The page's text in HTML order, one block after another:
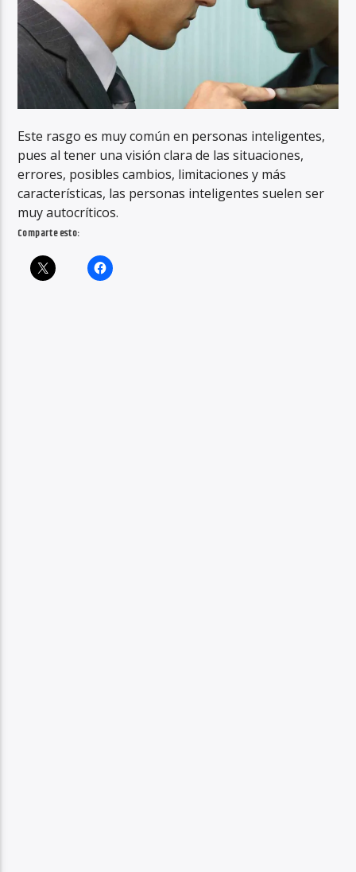
Este rasgo es muy común en personas inteligentes,
pues al tener una visión clara de las situaciones,
errores, posibles cambios, limitaciones y más
características, las personas inteligentes suelen ser
muy autocríticos.
Comparte esto: